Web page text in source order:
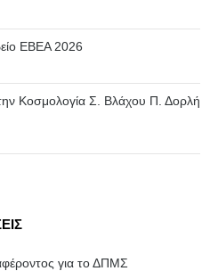
ΕΒΕΑ 2026
Κοσμολογία Σ. Βλάχου Π. Δορλή
για το ΔΠΜΣ